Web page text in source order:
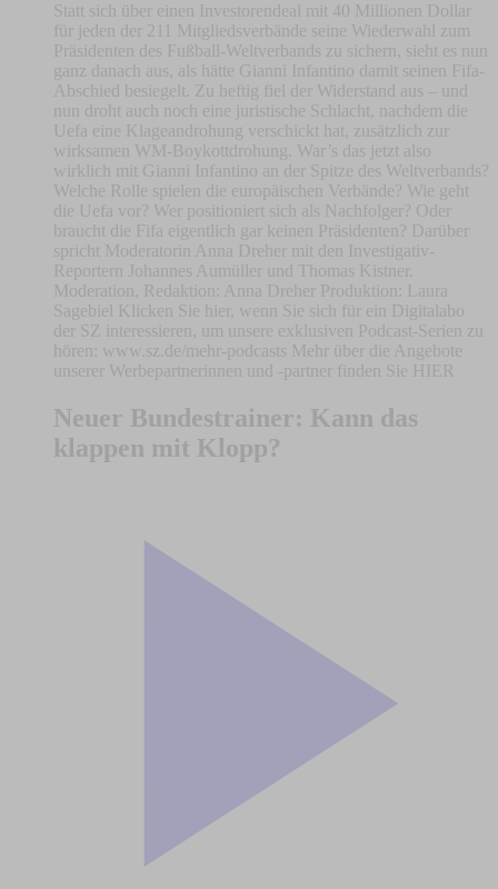
Statt sich über einen Investorendeal mit 40 Millionen Dollar
für jeden der 211 Mitgliedsverbände seine Wiederwahl zum
Präsidenten des Fußball-Weltverbands zu sichern, sieht es nun
ganz danach aus, als hätte Gianni Infantino damit seinen Fifa-
Abschied besiegelt. Zu heftig fiel der Widerstand aus – und
nun droht auch noch eine juristische Schlacht, nachdem die
Uefa eine Klageandrohung verschickt hat, zusätzlich zur
wirksamen WM-Boykottdrohung. War’s das jetzt also
wirklich mit Gianni Infantino an der Spitze des Weltverbands?
Welche Rolle spielen die europäischen Verbände? Wie geht
die Uefa vor? Wer positioniert sich als Nachfolger? Oder
braucht die Fifa eigentlich gar keinen Präsidenten? Darüber
spricht Moderatorin Anna Dreher mit den Investigativ-
Reportern Johannes Aumüller und Thomas Kistner.
Moderation, Redaktion: Anna Dreher Produktion: Laura
Sagebiel Klicken Sie hier, wenn Sie sich für ein Digitalabo
der SZ interessieren, um unsere exklusiven Podcast-Serien zu
hören: www.sz.de/mehr-podcasts Mehr über die Angebote
unserer Werbepartnerinnen und -partner finden Sie HIER
Neuer Bundestrainer: Kann das
klappen mit Klopp?